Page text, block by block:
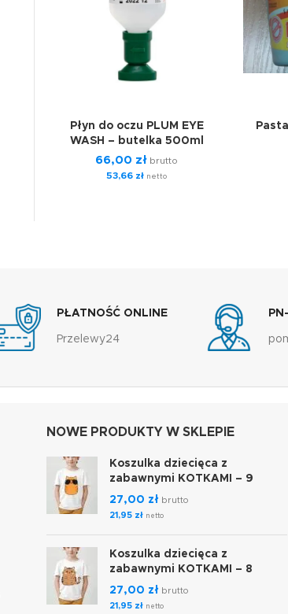
Płyn do oczu PLUM EYE
WASH – butelka 500ml
66,00 zł brutto
53,66 zł netto
PŁATNOŚĆ ONLINE
Przelewy24
NOWE PRODUKTY W SKLEPIE
Koszulka dziecięca z
zabawnymi KOTKAMI – 9
27,00 zł brutto
21,95 zł netto
Koszulka dziecięca z
zabawnymi KOTKAMI – 8
27,00 zł brutto
21,95 zł netto